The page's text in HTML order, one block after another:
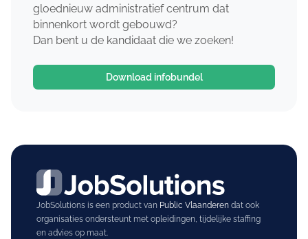
gloednieuw administratief centrum dat
binnenkort wordt gebouwd?
Dan bent u de kandidaat die we zoeken!
Download infobundel
JobSolutions is een product van Public Vlaanderendat ook
organisaties ondersteunt met opleidingen, tijdelijke staffing
en advies op maat.